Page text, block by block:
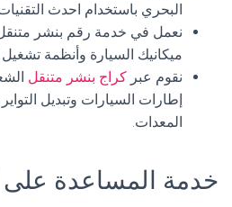
البحري باستخدام احدث
نعمل في خدمة رقم بنشر
ميكانيك السيارة وأنظمة تشغيل
نقوم عبر كراج بنشر متنقل
إطارات السيارات وتبديل
المعدات.
خدمة المساعدة